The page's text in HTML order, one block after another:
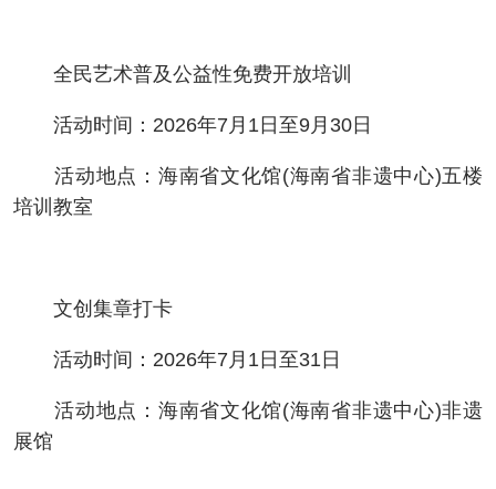
全民艺术普及公益性免费开放培训
活动时间：2026年7月1日至9月30日
活动地点：海南省文化馆(海南省非遗中心)五楼
培训教室
文创集章打卡
活动时间：2026年7月1日至31日
活动地点：海南省文化馆(海南省非遗中心)非遗
展馆